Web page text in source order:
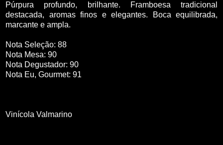
Púrpura profundo, brilhante. Framboesa tradicional
destacada, aromas finos e elegantes. Boca equilibrada,
marcante e ampla.
Nota Seleção: 88
Nota Mesa: 90
Nota Degustador: 90
Nota Eu, Gourmet: 91
Vinícola Valmarino